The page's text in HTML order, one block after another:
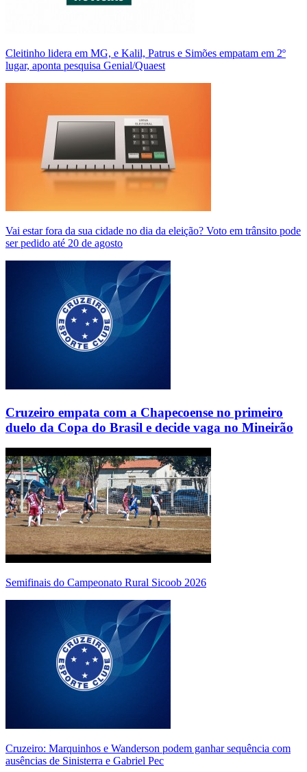
Cleitinho lidera em MG, e Kalil, Patrus e Simões empatam em 2º
lugar, aponta pesquisa Genial/Quaest
Vai estar fora da sua cidade no dia da eleição? Voto em trânsito pode
ser pedido até 20 de agosto
Cruzeiro empata com a Chapecoense no primeiro
duelo da Copa do Brasil e decide vaga no Mineirão
Semifinais do Campeonato Rural Sicoob 2026
Cruzeiro: Marquinhos e Wanderson podem ganhar sequência com
ausências de Sinisterra e Gabriel Pec